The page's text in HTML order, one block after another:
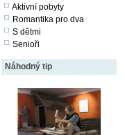
Aktivní pobyty
Romantika pro dva
S dětmi
Senioři
Náhodný tip